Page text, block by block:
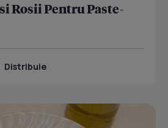
Rosii Pentru Paste-
Distribuie